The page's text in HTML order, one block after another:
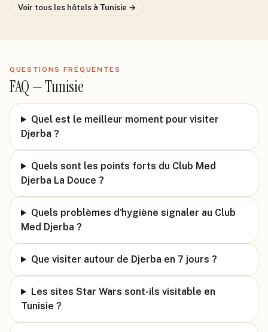
Voir tous les hôtels à Tunisie →
QUESTIONS FRÉQUENTES
FAQ —Tunisie
Quel est le meilleur moment pour visiter
Djerba ?
Quels sont les points forts du Club Med
Djerba La Douce ?
Quels problèmes d'hygiène signaler au Club
Med Djerba ?
Que visiter autour de Djerba en 7 jours ?
Les sites Star Wars sont-ils visitable en
Tunisie ?